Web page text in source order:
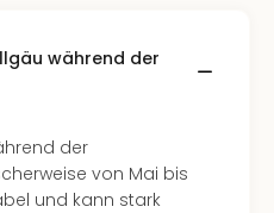
während der
der
von Mai bis
und kann stark